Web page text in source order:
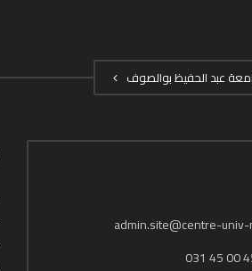
عبد الحفيظ بوالصوف